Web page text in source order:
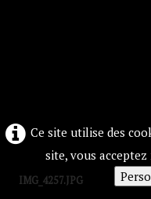
IMG_4257.JPG
Ce site utilise des
site, vous